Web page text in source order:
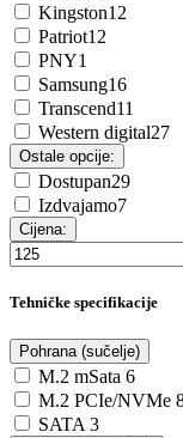
Kingston12
Patriot12
PNY1
Samsung16
Transcend11
Western digital27
Ostale opcije:
Dostupan29
Izdvajamo7
Cijena:
Tehničke specifikacije
Pohrana (sučelje)
M.2 mSata 6
M.2 PCIe/NVMe
SATA 3